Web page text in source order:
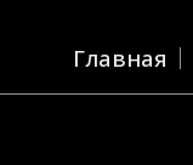
Главная